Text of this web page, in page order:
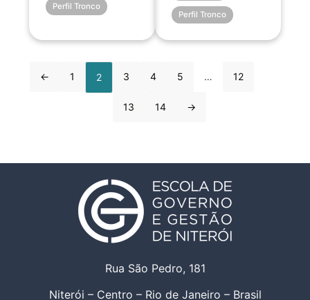
Perfil Tronco
Perfil Tronco
← 1 2 3 4 5 … 12
13 14 →
Rua São Pedro, 181
Niterói – Centro – Rio de Janeiro – Brasil